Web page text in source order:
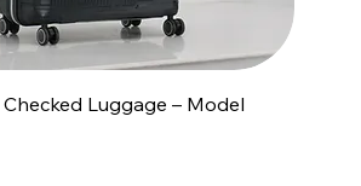
Luggage – Model